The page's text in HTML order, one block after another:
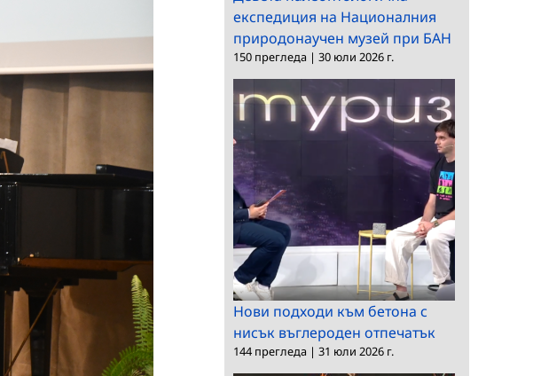
експедиция на Националния
природонаучен музей при БАН
150 прегледа | 30 юли 2026 г.
Нови подходи към бетона с
нисък въглероден отпечатък
144 прегледа | 31 юли 2026 г.